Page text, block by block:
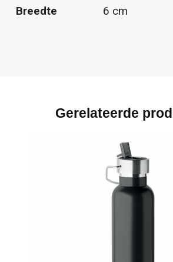
Breedte 6 cm
Gerelateerde